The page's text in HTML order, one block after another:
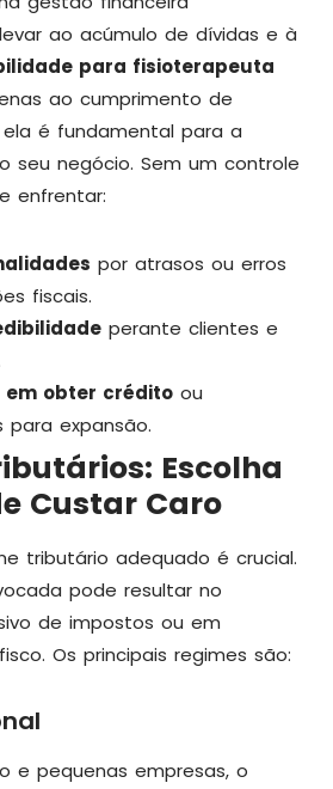
ao acúmulo de dívidas e à
para fisioterapeuta
ao cumprimento de
é fundamental para a
seu negócio. Sem um controle
enfrentar:
por atrasos ou erros
fiscais.
perante clientes e
em obter crédito ou
para expansão.
Escolha
Custar Caro
tributário adequado é crucial.
pode resultar no
de impostos ou em
Os principais regimes são:
e pequenas empresas, o